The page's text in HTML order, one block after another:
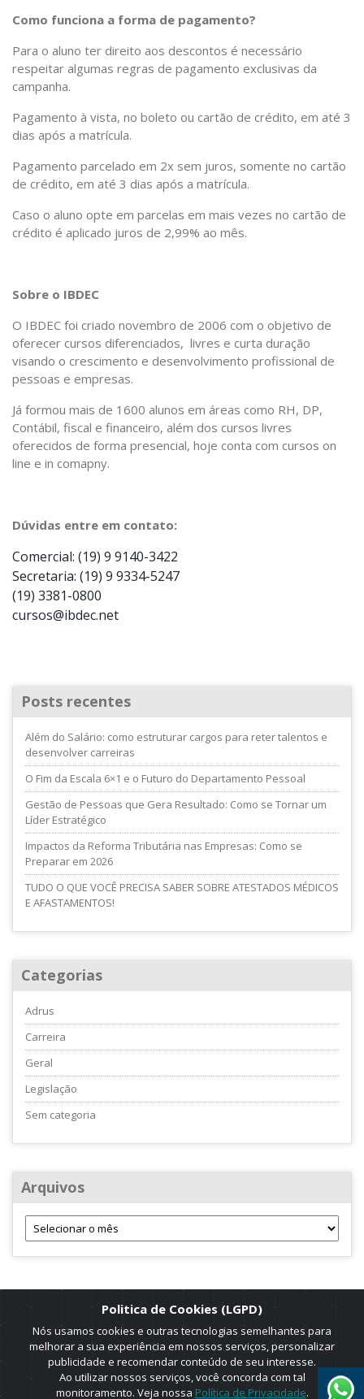
Como funciona a forma de pagamento?
Para o aluno ter direito aos descontos é necessário
respeitar algumas regras de pagamento exclusivas da
campanha.
Pagamento à vista, no boleto ou cartão de crédito, em até 3
dias após a matrícula.
Pagamento parcelado em 2x sem juros, somente no cartão
de crédito, em até 3 dias após a matrícula.
Caso o aluno opte em parcelas em mais vezes no cartão de
crédito é aplicado juros de 2,99% ao mês.
Sobre o IBDEC
O IBDEC foi criado novembro de 2006 com o objetivo de
oferecer cursos diferenciados, livres e curta duração
visando o crescimento e desenvolvimento profissional de
pessoas e empresas.
Já formou mais de 1600 alunos em áreas como RH, DP,
Contábil, fiscal e financeiro, além dos cursos livres
oferecidos de forma presencial, hoje conta com cursos on
line e in comapny.
Dúvidas entre em contato:
Comercial: (19) 9 9140-3422
Secretaria: (19) 9 9334-5247
(19) 3381-0800
cursos@ibdec.net
Posts recentes
Além do Salário: como estruturar cargos para reter talentos e
desenvolver carreiras
O Fim da Escala 6×1 e o Futuro do Departamento Pessoal
Gestão de Pessoas que Gera Resultado: Como se Tornar um
Líder Estratégico
Impactos da Reforma Tributária nas Empresas: Como se
Preparar em 2026
TUDO O QUE VOCÊ PRECISA SABER SOBRE ATESTADOS MÉDICOS
E AFASTAMENTOS!
Categorias
Adrus
Carreira
Geral
Legislação
Sem categoria
Arquivos
Politica de Cookies (LGPD)
Nós usamos cookies e outras tecnologias semelhantes para
melhorar a sua experiência em nossos serviços, personalizar
publicidade e recomendar conteúdo de seu interesse.
Ao utilizar nossos serviços, você concorda com tal
monitoramento. Veja nossa Política de Privacidade.